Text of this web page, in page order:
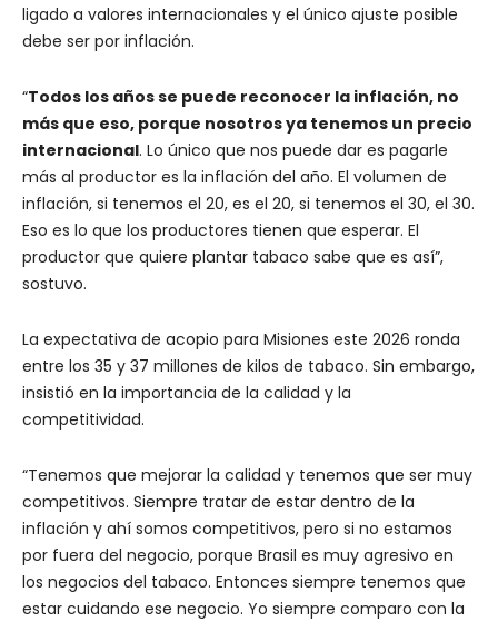
ligado a valores internacionales y el único ajuste posible
debe ser por inflación.
“Todos los años se puede reconocer la inflación, no
más que eso, porque nosotros ya tenemos un precio
internacional. Lo único que nos puede dar es pagarle
más al productor es la inflación del año. El volumen de
inflación, si tenemos el 20, es el 20, si tenemos el 30, el 30.
Eso es lo que los productores tienen que esperar. El
productor que quiere plantar tabaco sabe que es así”,
sostuvo.
La expectativa de acopio para Misiones este 2026 ronda
entre los 35 y 37 millones de kilos de tabaco. Sin embargo,
insistió en la importancia de la calidad y la
competitividad.
“Tenemos que mejorar la calidad y tenemos que ser muy
competitivos. Siempre tratar de estar dentro de la
inflación y ahí somos competitivos, pero si no estamos
por fuera del negocio, porque Brasil es muy agresivo en
los negocios del tabaco. Entonces siempre tenemos que
estar cuidando ese negocio. Yo siempre comparo con la